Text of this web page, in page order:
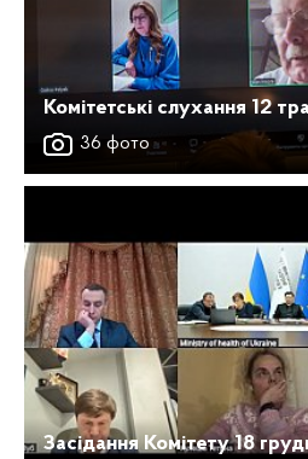
Комітетські слухання 12
36 фото
Засідання Комітету 18